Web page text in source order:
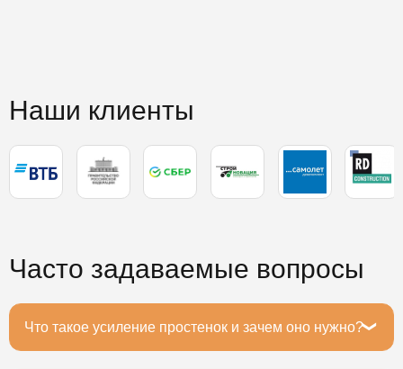
Наши клиенты
Часто задаваемые вопросы
Что такое усиление простенок и зачем оно нужно?